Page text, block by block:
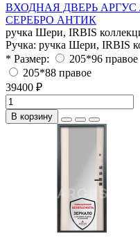
ВХОДНАЯ ДВЕРЬ
СЕРЕБРО АНТИК
ручка Шери, IRBIS
Ручка: ручка Шери, IRBIS
* Размер:
205*96 правое
205*88 правое
39400 ₽
В корзину